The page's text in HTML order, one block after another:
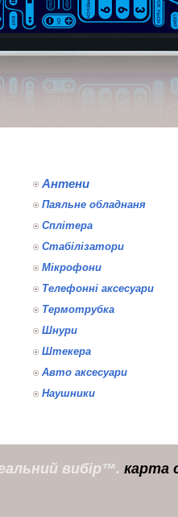
Антени
Паяльне обладнаня
Сплітера
Стабілізатори
Мікрофони
Телефонні аксесуари
Термотрубка
Шнури
Штекера
Авто аксесуари
Наушники
вибір™. карта